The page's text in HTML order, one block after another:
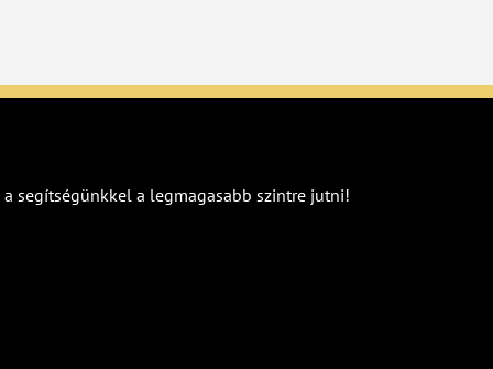
segítségünkkel a legmagasabb szintre jutni!